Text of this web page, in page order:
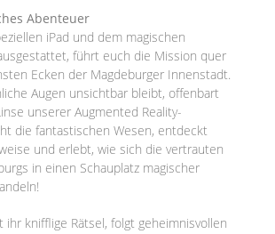
Abenteuer
iPad und dem magischen
führt euch die Mission quer
Ecken der Magdeburger Innenstadt.
Augen unsichtbar bleibt, offenbart
unserer Augmented Reality-
die fantastischen Wesen, entdeckt
und erlebt, wie sich die vertrauten
in einen Schauplatz magischer
ihr knifflige Rätsel, folgt geheimnisvollen